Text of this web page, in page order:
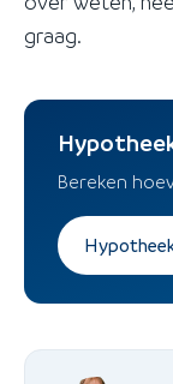
graag.
Bereken